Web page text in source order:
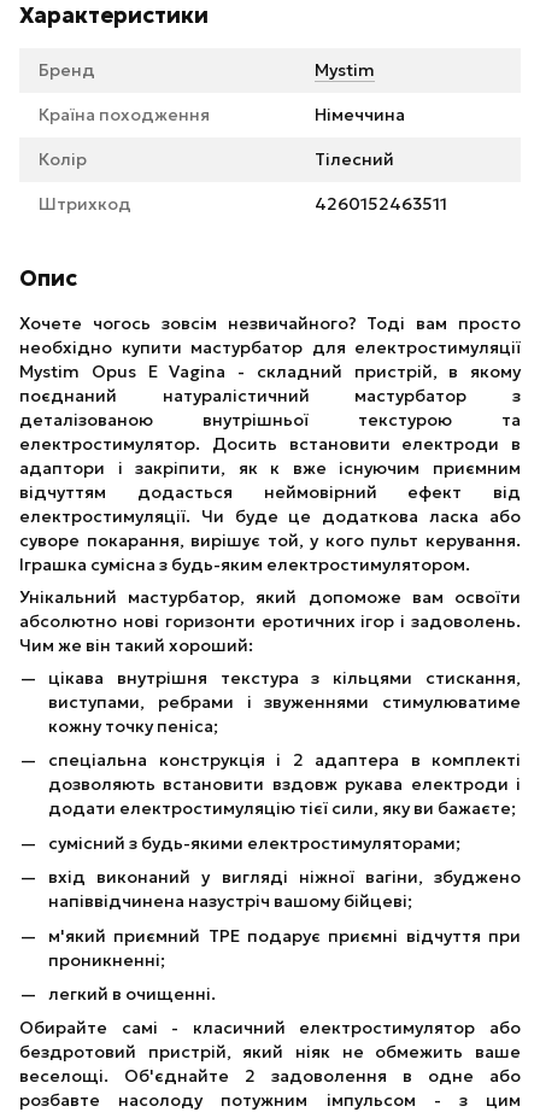
Характеристики
Бренд Mystim
Країна походження Німеччина
Колір Тілесний
Штрихкод 4260152463511
Опис
Хочете чогось зовсім незвичайного? Тоді вам просто
необхідно купити мастурбатор для електростимуляції
Mystim Opus E Vagina - складний пристрій, в якому
поєднаний натуралістичний мастурбатор з
деталізованою внутрішньої текстурою та
електростимулятор. Досить встановити електроди в
адаптори і закріпити, як к вже існуючим приємним
відчуттям додасться неймовірний ефект від
електростимуляції. Чи буде це додаткова ласка або
суворе покарання, вирішує той, у кого пульт керування.
Іграшка сумісна з будь-яким електростимулятором.
Унікальний мастурбатор, який допоможе вам освоїти
абсолютно нові горизонти еротичних ігор і задоволень.
Чим же він такий хороший:
цікава внутрішня текстура з кільцями стискання,
виступами, ребрами і звуженнями стимулюватиме
кожну точку пеніса;
спеціальна конструкція і 2 адаптера в комплекті
дозволяють встановити вздовж рукава електроди і
додати електростимуляцію тієї сили, яку ви бажаєте;
сумісний з будь-якими електростимуляторами;
вхід виконаний у вигляді ніжної вагіни, збуджено
напіввідчинена назустріч вашому бійцеві;
м'який приємний ТРЕ подарує приємні відчуття при
проникненні;
легкий в очищенні.
Обирайте самі - класичний електростимулятор або
бездротовий пристрій, який ніяк не обмежить ваше
веселощі. Об'єднайте 2 задоволення в одне або
розбавте насолоду потужним імпульсом - з цим